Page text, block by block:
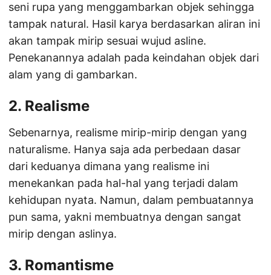
seni rupa yang menggambarkan objek sehingga
tampak natural. Hasil karya berdasarkan aliran ini
akan tampak mirip sesuai wujud asline.
Penekanannya adalah pada keindahan objek dari
alam yang di gambarkan.
2. Realisme
Sebenarnya, realisme mirip-mirip dengan yang
naturalisme. Hanya saja ada perbedaan dasar
dari keduanya dimana yang realisme ini
menekankan pada hal-hal yang terjadi dalam
kehidupan nyata. Namun, dalam pembuatannya
pun sama, yakni membuatnya dengan sangat
mirip dengan aslinya.
3. Romantisme